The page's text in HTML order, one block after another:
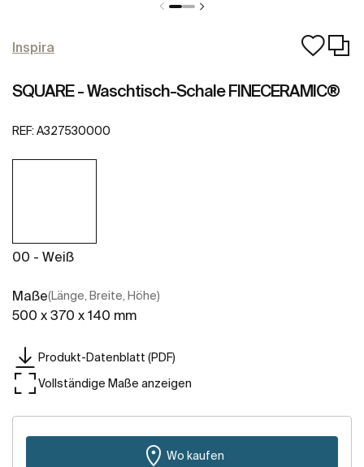
Inspira
SQUARE - Waschtisch-Schale FINECERAMIC®
REF: A327530000
00 - Weiß
Maße(Länge, Breite, Höhe)
500 x 370 x 140 mm
Produkt-Datenblatt (PDF)
Vollständige Maße anzeigen
Wo kaufen